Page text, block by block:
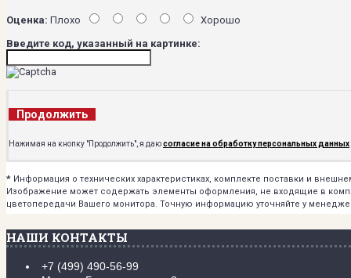
Оценка: Плохо
Хорошо
Введите код, указанный на картинке:
Продолжить
Нажимая на кнопку "Продолжить", я даюсогласие на обработку персональных данных
* Информация о технических характеристиках, комплекте поставки и
Изображение может содержать элементы оформления, не входящие в
цветопередачи Вашего монитора. Точную информацию уточняйте у
НАШИ КОНТАКТЫ
+7 (499) 490-56-99